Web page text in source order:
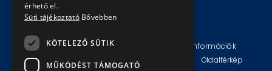
Impresszum Jogi nyilatkozat
Technikai információk
Adatvédelmi politika és tájékoztatások
Oldaltérkép
érhető el.
Süti tájékoztató Bővebben
KÖTELEZŐ SÜTIK
MŰKÖDÉST TÁMOGATÓ